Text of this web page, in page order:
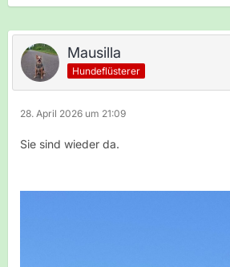
Mausilla
Hundeflüsterer
28. April 2026 um 21:09
Sie sind wieder da.